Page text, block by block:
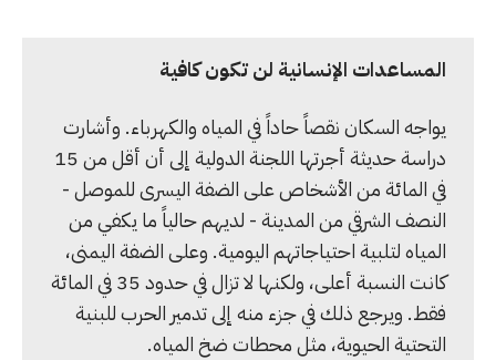
المساعدات الإنسانية لن تكون كافية
يواجه السكان نقصاً حاداً في المياه والكهرباء. وأشارت
دراسة حديثة أجرتها اللجنة الدولية إلى أن أقل من 15
في المائة من الأشخاص على الضفة اليسرى للموصل -
النصف الشرقي من المدينة - لديهم حالياً ما يكفي من
المياه لتلبية احتياجاتهم اليومية. وعلى الضفة اليمنى،
كانت النسبة أعلى، ولكنها لا تزال في حدود 35 في المائة
فقط. ويرجع ذلك في جزء منه إلى تدمير الحرب للبنية
التحتية الحيوية، مثل محطات ضخ المياه.